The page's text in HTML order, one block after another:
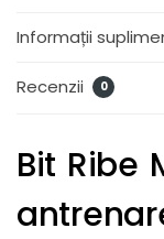
Informații
Recenzii 0
Bit Ribe